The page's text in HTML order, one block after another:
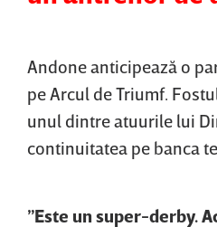
Andone anticipează o
pe Arcul de Triumf.
unul dintre atuurile lui
continuitatea pe banca
”Este un super-derby.